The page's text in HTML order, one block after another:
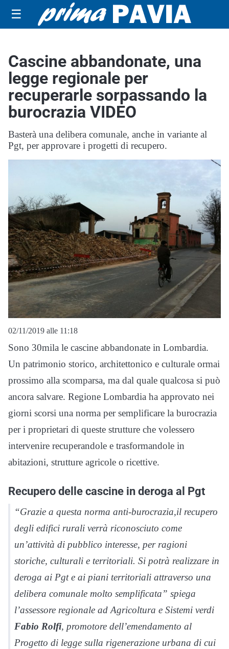
☰
Cascine abbandonate, una
legge regionale per
recuperarle sorpassando la
burocrazia VIDEO
Basterà una delibera comunale, anche in variante al
Pgt, per approvare i progetti di recupero.
02/11/2019 alle 11:18
Sono 30mila le cascine abbandonate in Lombardia.
Un patrimonio storico, architettonico e culturale ormai
prossimo alla scomparsa, ma dal quale qualcosa si può
ancora salvare. Regione Lombardia ha approvato nei
giorni scorsi una norma per semplificare la burocrazia
per i proprietari di queste strutture che volessero
intervenire recuperandole e trasformandole in
abitazioni, strutture agricole o ricettive.
Recupero delle cascine in deroga al Pgt
“Grazie a questa norma anti-burocrazia,il recupero
degli edifici rurali verrà riconosciuto come
un’attività di pubblico interesse, per ragioni
storiche, culturali e territoriali. Si potrà realizzare in
deroga ai Pgt e ai piani territoriali attraverso una
delibera comunale molto semplificata” spiega
l’assessore regionale ad Agricoltura e Sistemi verdi
Fabio Rolfi, promotore dell’emendamento al
Progetto di legge sulla rigenerazione urbana di cui